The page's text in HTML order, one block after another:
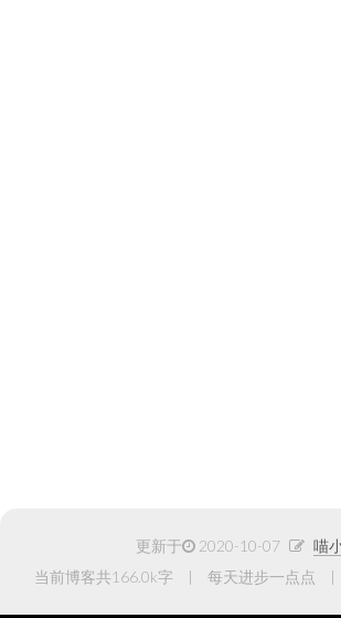
更新于 2020-10-07
喵
当前博客共166.0k字
每天进步一点点